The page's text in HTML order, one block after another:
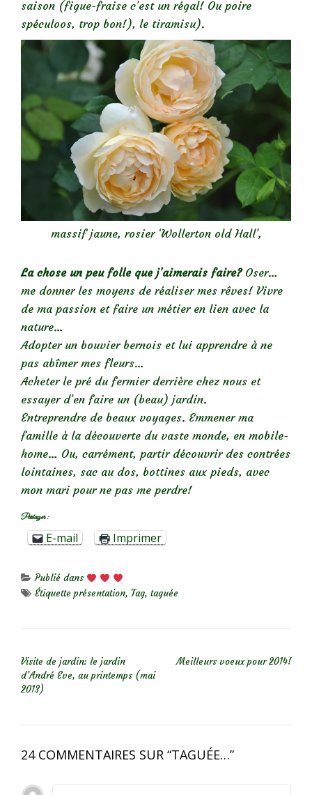
saison (figue-fraise c’est un régal! Ou poire
spéculoos, trop bon!), le tiramisu).
massif jaune, rosier ‘Wollerton old Hall’,
La chose un peu folle que j’aimerais faire?Oser…
me donner les moyens de réaliser mes rêves! Vivre
de ma passion et faire un métier en lien avec la
nature…
Adopter un bouvier bernois et lui apprendre à ne
pas abîmer mes fleurs…
Acheter le pré du fermier derrière chez nous et
essayer d’en faire un (beau) jardin.
Entreprendre de beaux voyages. Emmener ma
famille à la découverte du vaste monde, en mobile-
home… Ou, carrément, partir découvrir des contrées
lointaines, sac au dos, bottines aux pieds, avec
mon mari pour ne pas me perdre!
Partager :
E-mail Imprimer
Publié dans
Étiquette présentation, Tag, taguée
Visite de jardin: le jardin
d’André Eve, au printemps (mai
2013)
Meilleurs voeux pour 2014!
24 COMMENTAIRES SUR “TAGUÉE…”